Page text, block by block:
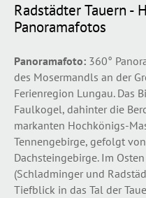
Radstädter Tauern -
Panoramafotos
Panoramafoto: 360°
des Mosermandls an der
Ferienregion Lungau. Das
Faulkogel, dahinter die
markanten Hochkönigs-
Tennengebirge, gefolgt
Dachsteingebirge. Im
(Schladminger und
Tiefblick in das Tal der